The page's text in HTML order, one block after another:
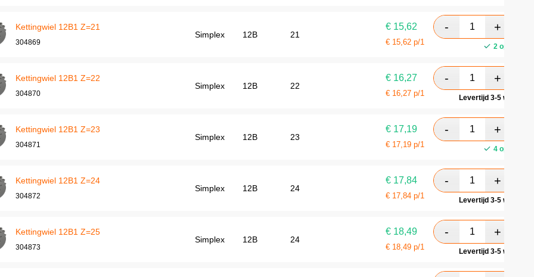
Kettingwiel 12B1 Z=21
304869
Simplex 12B 21
€ 15,62
€ 15,62 p/1 2 op
Kettingwiel 12B1 Z=22
304870
Simplex 12B 22
€ 16,27
€ 16,27 p/1 Levertijd 3-5
Kettingwiel 12B1 Z=23
304871
Simplex 12B 23
€ 17,19
€ 17,19 p/1 4 op
Kettingwiel 12B1 Z=24
304872
Simplex 12B 24
€ 17,84
€ 17,84 p/1 Levertijd 3-5
Kettingwiel 12B1 Z=25
304873
Simplex 12B 24
€ 18,49
€ 18,49 p/1 Levertijd 3-5